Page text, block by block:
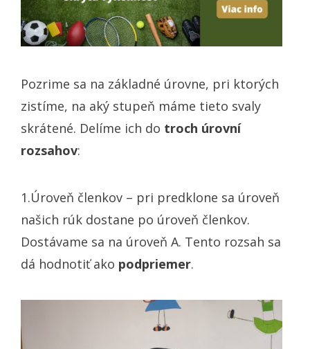
Pozrime sa na základné úrovne, pri ktorých
zistíme, na aký stupeň máme tieto svaly
skrátené. Delíme ich do troch úrovní
rozsahov:
1.Úroveň členkov – pri predklone sa úroveň
našich rúk dostane po úroveň členkov.
Dostávame sa na úroveň A. Tento rozsah sa
dá hodnotiť ako podpriemer.